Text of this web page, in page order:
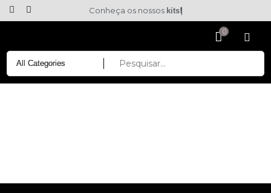
Conheça os nossos kits!